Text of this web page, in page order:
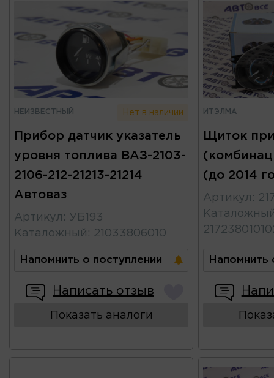
НЕИЗВЕСТНЫЙ Нет в наличии
Прибор датчик указатель
уровня топлива ВАЗ-2103-
2106-212-21213-21214
Автоваз
Артикул : УБ193
Каталожный : 21033806010
Напомнить о поступлении
Написать отзыв
Показать аналоги
ИТЭЛМА
Щиток
(до 2014
Артикул :
Напомнить